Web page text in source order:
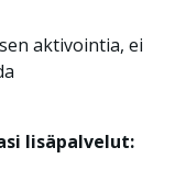
aktivointia, ei
lisäpalvelut: